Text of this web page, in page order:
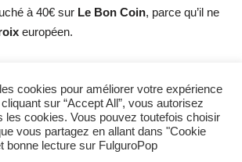
à 40€ sur Le Bon Coin, parce qu’il ne
européen.
récents
mis en quarantaine, collectionneur de
cookies pour améliorer votre expérience
sur “Accept All”, vous autorisez
les cookies. Vous pouvez toutefois choisir
vous partagez en allant dans "Cookie
bonne lecture sur FulguroPop